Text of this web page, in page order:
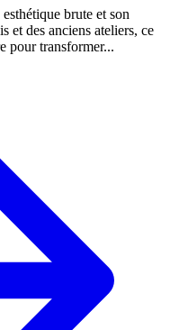
brute et son
et des anciens ateliers, ce
pour transformer...